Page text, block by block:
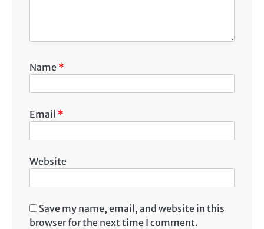
Name *
Email *
Website
Save my name, email, and website in this
browser for the next time I comment.